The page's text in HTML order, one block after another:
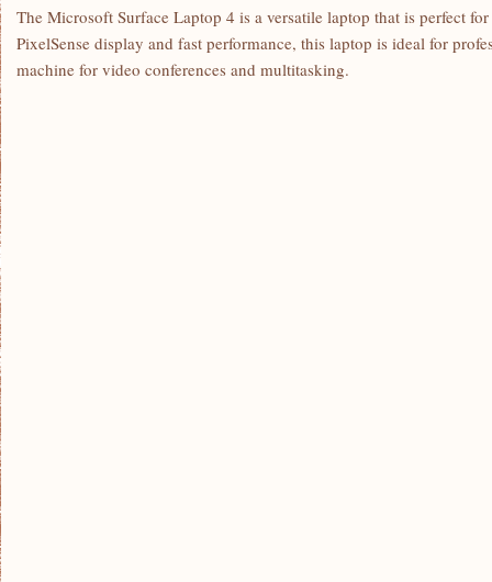
The Microsoft Surface Laptop 4 is a versatile laptop that is perfect
PixelSense display and fast performance, ‌this laptop ⁢is ideal for
machine for video conferences and multitasking.